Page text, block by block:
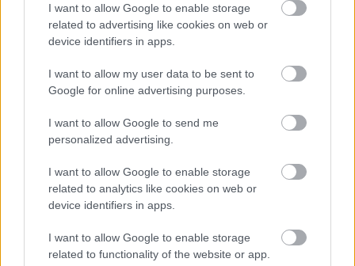
I want to allow Google to enable storage
related to advertising like cookies on web or
device identifiers in apps.
I want to allow my user data to be sent to
Google for online advertising purposes.
I want to allow Google to send me
personalized advertising.
I want to allow Google to enable storage
related to analytics like cookies on web or
device identifiers in apps.
I want to allow Google to enable storage
related to functionality of the website or app.
πρωθυπουργώ.
Ακολουθήστε τοinsider.gr στο Google News
από την Ελλάδα και τον κόσμο.